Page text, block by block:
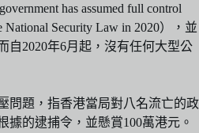
has assumed full control
National Security Law in 2020），並
自2020年6月起，沒有任何大型公
問題，指香港當局對八名流亡的政
據的逮捕令，並懸賞100萬港元。